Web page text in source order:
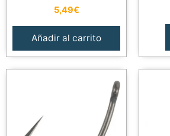
5,49€
Añadir al carrito